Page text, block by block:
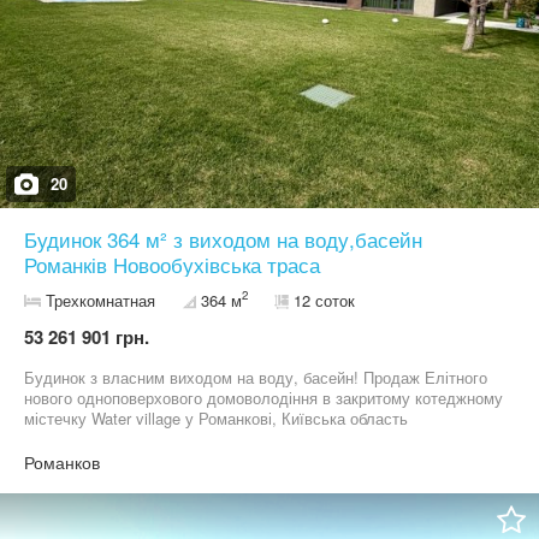
20
Будинок 364 м² з виходом на воду,басейн
Романків Новообухівська траса
Трехкомнатная 364 м2 12 соток
53 261 901 грн.
Будинок з власним виходом на воду, басейн! Продаж Елітного
нового одноповерхового домоволодіння в закритому котеджному
містечку Water village у Романкові, Київська область
оснащений найсучаснішими інженерними системами, системами
укомплектований вбудованою побутовою технікою та готовий до
проживання. Будинок побудований у 2025 році. • Будинок 364 м²;
Романков